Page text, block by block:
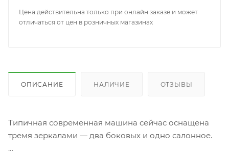
Цена действительна только при онлайн заказе и может
отличаться от цен в розничных магазинах
ОПИСАНИЕ НАЛИЧИЕ ОТЗЫВЫ
Типичная современная машина сейчас оснащена
тремя зеркалами — два боковых и одно салонное.